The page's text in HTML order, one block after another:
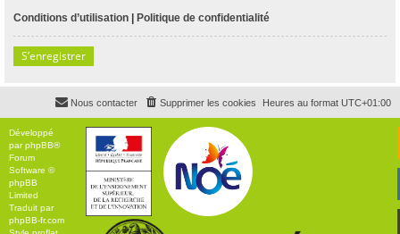
Conditions d’utilisation | Politique de confidentialité
S’enregistrer
Heures au format UTC+01:00
Supprimer les cookies
Nous contacter
Développé
parphpBB®
Forum
Software ©
phpBB
Limited
Traduit par
phpBB-fr.com